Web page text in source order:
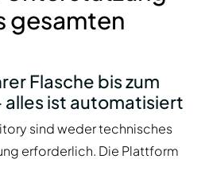
gesamten
Flasche bis zum
ist automatisiert
sind weder technisches
erforderlich. Die Plattform